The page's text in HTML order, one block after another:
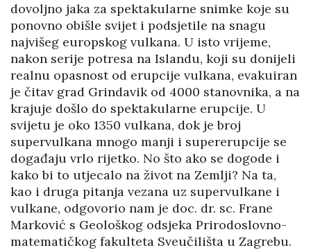
dovoljno jaka za spektakularne snimke koje su
ponovno obišle svijet i podsjetile na snagu
najvišeg europskog vulkana. U isto vrijeme,
nakon serije potresa na Islandu, koji su donijeli
realnu opasnost od erupcije vulkana, evakuiran
je čitav grad Grindavik od 4000 stanovnika, a na
krajuje došlo do spektakularne erupcije. U
svijetu je oko 1350 vulkana, dok je broj
supervulkana mnogo manji i supererupcije se
događaju vrlo rijetko. No što ako se dogode i
kako bi to utjecalo na život na Zemlji? Na ta,
kao i druga pitanja vezana uz supervulkane i
vulkane, odgovorio nam je doc. dr. sc. Frane
Marković s Geološkog odsjeka Prirodoslovno-
matematičkog fakulteta Sveučilišta u Zagrebu.